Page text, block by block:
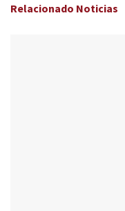
Relacionado Noticias